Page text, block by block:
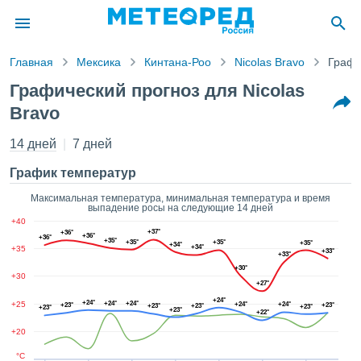
Вы можете
к этому
файлы
доступ
Главная Мексика Кинтана-Роо Nicolas Bravo
Графический прогноз для Nicolas
Bravo
14 дней 7 дней
График температур
Максимальная температура, минимальная температура и время
выпадение росы на следующие 14 дней
+20
+25
+30
+35
+40
°C
+36°
+36° +36°
+35° +35°
+37°
+34°
+34°
+35°
+30°
+27°
+33°
+35°
+33°
+23° +23° +24° +24° +24° +23°
+23°
+23°
+24°
+24°
+22°
+24° +23° +23°